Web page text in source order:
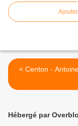
< Centon -
Hébergé par